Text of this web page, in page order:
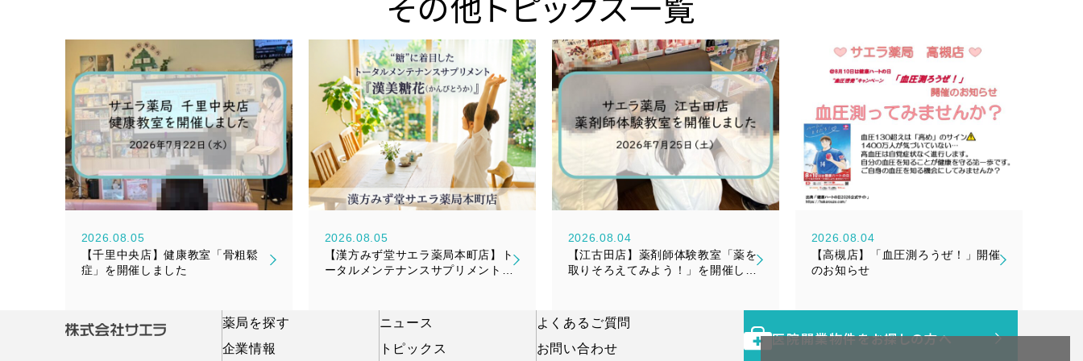
2026.08.05
【千里中央店】健康教室「骨粗鬆
症」を開催しました
2026.08.05
【漢方みず堂サエラ薬局本町店】ト
ータルメンテナンスサプリメント
2026.08.04
【江古田店】薬剤師体験教室「薬を
取りそろえてみよう！」を開催しま
2026.08.04
【高槻店】「血圧測ろうぜ！」開催
のお知らせ
薬局を探す
企業情報
ニュース
トピックス
よくあるご質問
お問い合わせ
医院開業物件をお探しの方へ